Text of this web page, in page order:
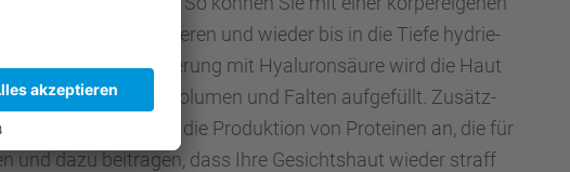
Ihre Haut vitali­sie­ren und wieder bis in die Tiefe hydrie­
die Hautvi­ta­li­sie­rung mit Hyalu­ron­säure wird die Haut
auch aufge­pols­tert, Volumen und Falten aufge­füllt. Zusätz­
Hyalu­ron­säure die Produk­tion von Prote­inen an, die für
und dazu beitra­gen, dass Ihre Gesichts­haut wieder straff